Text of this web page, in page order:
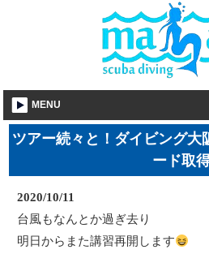
MENU
ツアー続々と！ダイビング大
ード取
2020/10/11
台風もなんとか過ぎ去り
明日からまた講習再開します